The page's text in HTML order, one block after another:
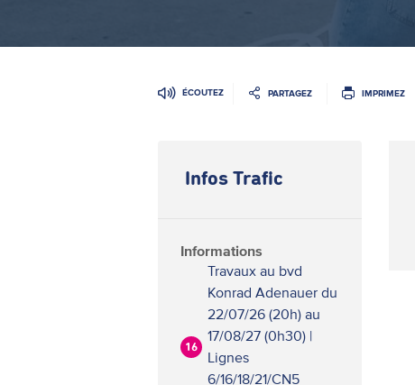
ÉCOUTEZ PARTAGEZ IMPRIMEZ
Infos Trafic
Informations
16
Travaux au bvd
Konrad Adenauer du
22/07/26 (20h) au
17/08/27 (0h30) |
Lignes
6/16/18/21/CN5